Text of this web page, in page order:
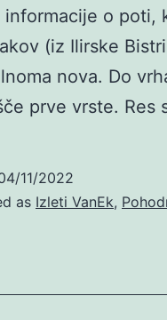
informacije o poti,
(iz Ilirske
nova. Do
prve vrste. Res
11/2022
as Izleti VanEk,